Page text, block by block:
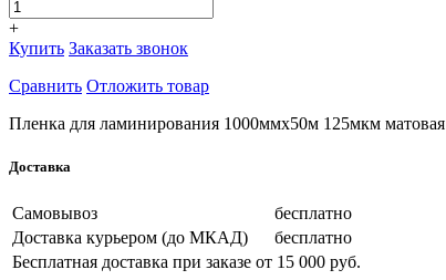
+
Купить Заказать звонок
Сравнить Отложить товар
Пленка для ламинирования 1000ммх50м 125мкм матовая
Доставка
Самовывоз
бесплатно
Доставка курьером (до МКАД)
бесплатно
Бесплатная доставка при заказе от 15 000 руб.